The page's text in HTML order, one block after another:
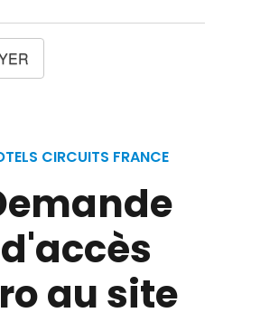
CIRCUITS FRANCE
d'accès
au site